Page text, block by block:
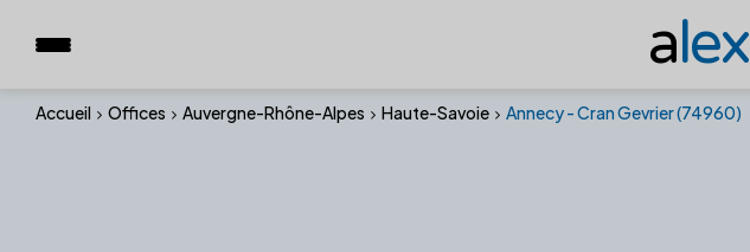
alex
Accueil Offices Auvergne-Rhône-Alpes Haute-Savoie Annecy - Cran Gevrier (74960)